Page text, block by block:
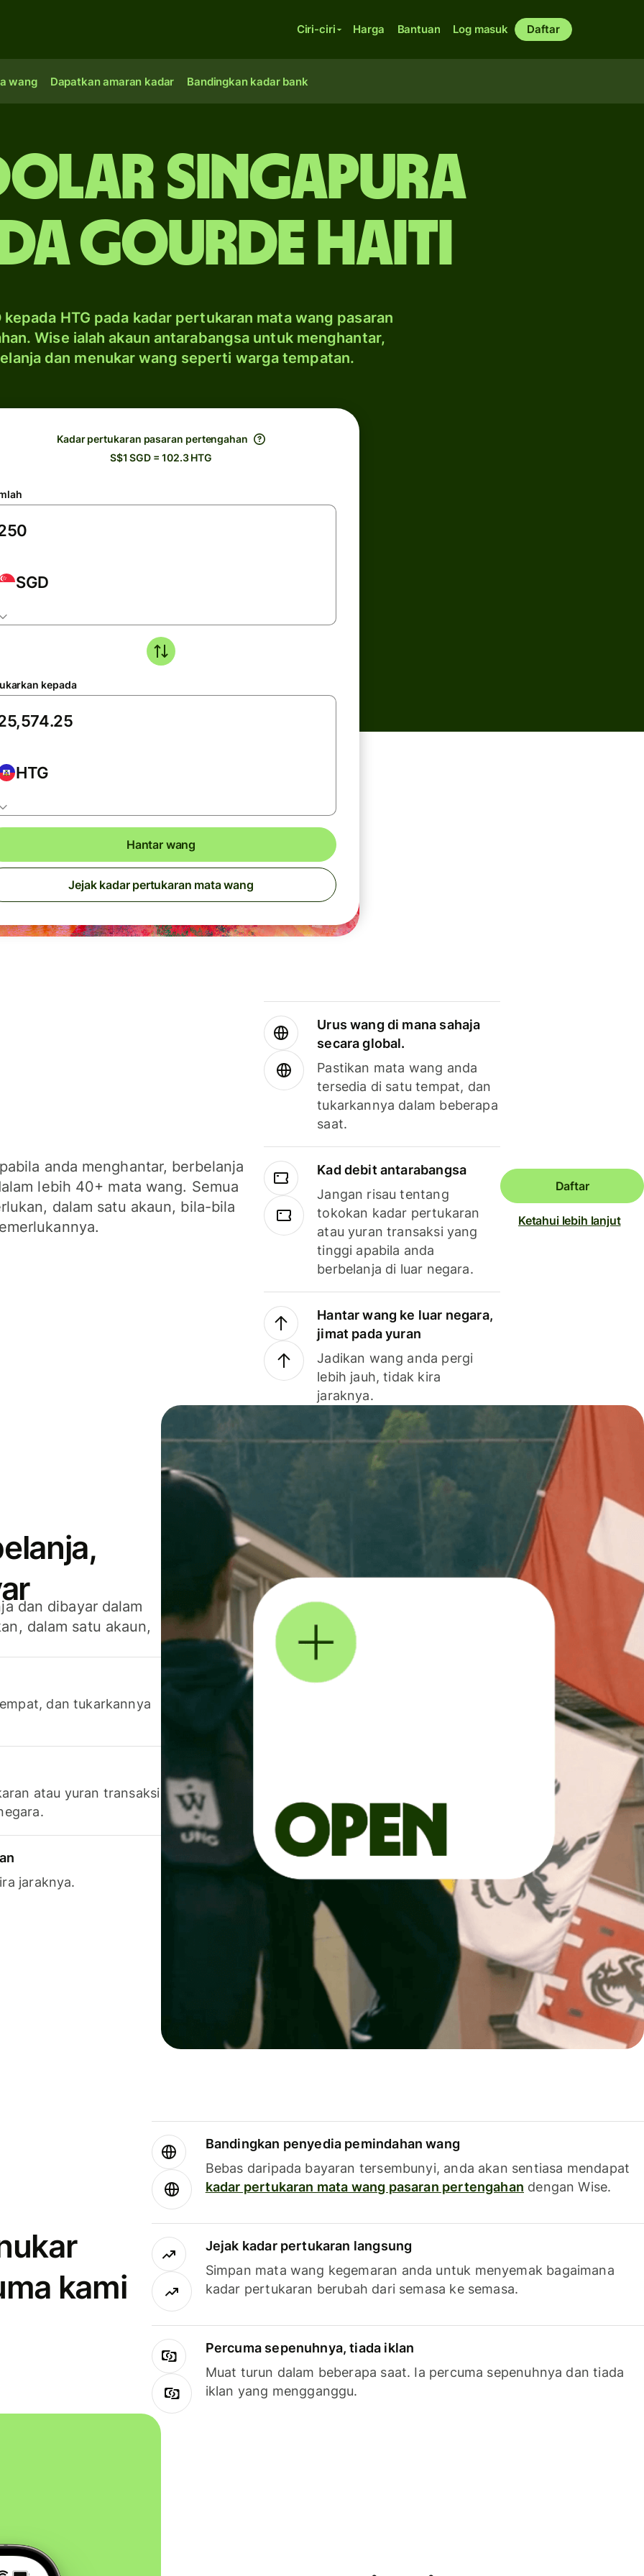
Ciri-ciri Harga Bantuan Log masuk Daftar
wang Dapatkan amaran kadar Bandingkan kadar bank
Singapura
gourde Haiti
kepada HTG pada kadar pertukaran mata wang pasaran
Wise ialah akaun antarabangsa untuk menghantar,
dan menukar wang seperti warga tempatan.
Kadar pertukaran pasaran pertengahan
S$1 SGD = 102.3 HTG
SGD
kepada
HTG
Hantar wang
Jejak kadar pertukaran mata wang
anda menghantar, berbelanja
lebih 40+ mata wang. Semua
dalam satu akaun, bila-bila
Urus wang di mana sahaja
secara global.
Pastikan mata wang anda
tersedia di satu tempat, dan
tukarkannya dalam beberapa
saat.
Kad debit antarabangsa
Jangan risau tentang
tokokan kadar pertukaran
atau yuran transaksi yang
tinggi apabila anda
berbelanja di luar negara.
Hantar wang ke luar negara,
jimat pada yuran
Jadikan wang anda pergi
lebih jauh, tidak kira
jaraknya.
Daftar
Ketahui lebih lanjut
dan dibayar dalam
dalam satu akaun,
dan tukarkannya
atau yuran transaksi
jaraknya.
kami
Bandingkan penyedia pemindahan wang
Bebas daripada bayaran tersembunyi, anda akan sentiasa mendapat
kadar pertukaran mata wang pasaran pertengahan dengan Wise.
Jejak kadar pertukaran langsung
Simpan mata wang kegemaran anda untuk menyemak bagaimana
kadar pertukaran berubah dari semasa ke semasa.
Percuma sepenuhnya, tiada iklan
Muat turun dalam beberapa saat. Ia percuma sepenuhnya dan tiada
iklan yang mengganggu.